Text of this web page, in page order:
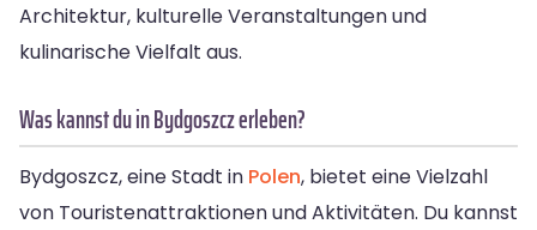
Architektur, kulturelle Veranstaltungen und
kulinarische Vielfalt aus.
Was kannst du in Bydgoszcz erleben?
Bydgoszcz, eine Stadt in Polen, bietet eine Vielzahl
von Touristenattraktionen und Aktivitäten. Du kannst